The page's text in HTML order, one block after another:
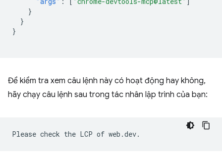
}
}
}
Để kiểm tra xem câu lệnh này có hoạt động hay không,
hãy chạy câu lệnh sau trong tác nhân lập trình của bạn: